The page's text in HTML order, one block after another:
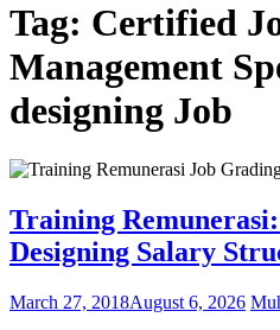
Tag: Certified
Management
designing Job
Training
Designing Salary
March 27, 2018August 6, 2026